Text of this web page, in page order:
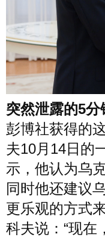
突然泄露的5分
彭博社获得的
夫10月14日的
示，他认为乌
同时他还建议
更乐观的方式
科夫说：“现在